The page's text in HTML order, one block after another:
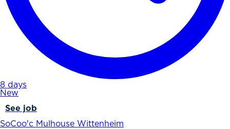
8 days
New
See job
SoCoo'c Mulhouse Wittenheim